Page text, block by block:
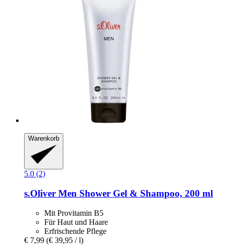
Warenkorb
5.0 (2)
s.Oliver Men Shower Gel & Shampoo, 200 ml
Mit Provitamin B5
Für Haut und Haare
Erfrischende Pflege
€ 7,99 (€ 39,95 / l)